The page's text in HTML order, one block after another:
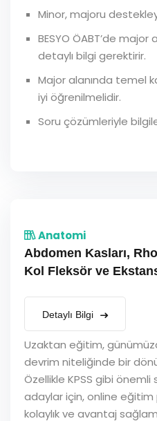
Minor, majoru
BESYO ÖABT’de
detaylı bilgi gerektirir.
Major alanında temel
iyi öğrenilmelidir.
Soru çözümleriyle
Anatomi
Abdomen Kasları,
Kol Fleksör ve
Detaylı Bilgi
Uzaktan eğitim,
devrim niteliğinde bir
Özellikle KPSS gibi önemli
adaylar için, online eğitim
kolaylık ve avantaj